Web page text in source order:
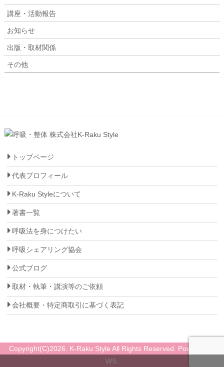
講座・活動報告
お知らせ
出版・取材関係
その他
トップページ
代表プロフィール
K-Raku Styleについて
著書一覧
呼吸法を身につけたい
呼吸シェアリング協会
公式ブログ
取材・執筆・講演等のご依頼
会社概要・特定商取引に基づく表記
Copyright(C)2026. K-Raku Style All Rights Reserved. Powered by
WS.